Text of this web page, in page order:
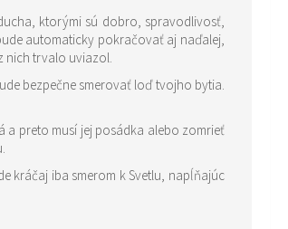
ktorými sú dobro, spravodlivosť,
automaticky pokračovať aj naďalej,
nich trvalo uviazol.
bezpečne smerovať loď tvojho bytia.
a preto musí jej posádka alebo zomrieť
kráčaj iba smerom k Svetlu, napĺňajúc